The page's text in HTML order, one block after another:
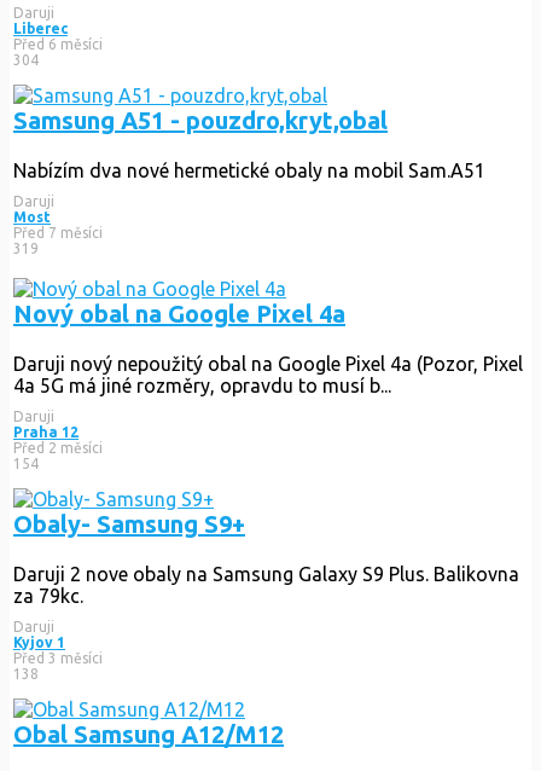
Daruji
Liberec
Před 6 měsíci
304
Samsung A51 - pouzdro,kryt,obal
Nabízím dva nové hermetické obaly na mobil Sam.A51
Daruji
Most
Před 7 měsíci
319
Nový obal na Google Pixel 4a
Daruji nový nepoužitý obal na Google Pixel 4a (Pozor, Pixel
4a 5G má jiné rozměry, opravdu to musí b...
Daruji
Praha 12
Před 2 měsíci
154
Obaly- Samsung S9+
Daruji 2 nove obaly na Samsung Galaxy S9 Plus. Balikovna
za 79kc.
Daruji
Kyjov 1
Před 3 měsíci
138
Obal Samsung A12/M12